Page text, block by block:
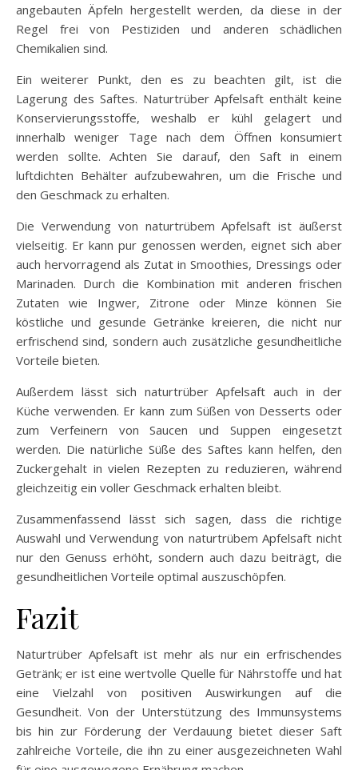
angebauten Äpfeln hergestellt werden, da diese in der
Regel frei von Pestiziden und anderen schädlichen
Chemikalien sind.
Ein weiterer Punkt, den es zu beachten gilt, ist die
Lagerung des Saftes. Naturtrüber Apfelsaft enthält keine
Konservierungsstoffe, weshalb er kühl gelagert und
innerhalb weniger Tage nach dem Öffnen konsumiert
werden sollte. Achten Sie darauf, den Saft in einem
luftdichten Behälter aufzubewahren, um die Frische und
den Geschmack zu erhalten.
Die Verwendung von naturtrübem Apfelsaft ist äußerst
vielseitig. Er kann pur genossen werden, eignet sich aber
auch hervorragend als Zutat in Smoothies, Dressings oder
Marinaden. Durch die Kombination mit anderen frischen
Zutaten wie Ingwer, Zitrone oder Minze können Sie
köstliche und gesunde Getränke kreieren, die nicht nur
erfrischend sind, sondern auch zusätzliche gesundheitliche
Vorteile bieten.
Außerdem lässt sich naturtrüber Apfelsaft auch in der
Küche verwenden. Er kann zum Süßen von Desserts oder
zum Verfeinern von Saucen und Suppen eingesetzt
werden. Die natürliche Süße des Saftes kann helfen, den
Zuckergehalt in vielen Rezepten zu reduzieren, während
gleichzeitig ein voller Geschmack erhalten bleibt.
Zusammenfassend lässt sich sagen, dass die richtige
Auswahl und Verwendung von naturtrübem Apfelsaft nicht
nur den Genuss erhöht, sondern auch dazu beiträgt, die
gesundheitlichen Vorteile optimal auszuschöpfen.
Fazit
Naturtrüber Apfelsaft ist mehr als nur ein erfrischendes
Getränk; er ist eine wertvolle Quelle für Nährstoffe und hat
eine Vielzahl von positiven Auswirkungen auf die
Gesundheit. Von der Unterstützung des Immunsystems
bis hin zur Förderung der Verdauung bietet dieser Saft
zahlreiche Vorteile, die ihn zu einer ausgezeichneten Wahl